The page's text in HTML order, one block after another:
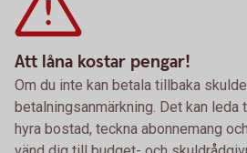
Att låna kostar pengar!
Om du inte kan betala tillbaka
betalningsanmärkning. Det kan
hyra bostad, teckna abonnemang